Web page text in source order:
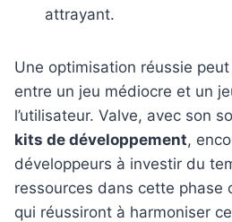
attrayant.
Une optimisation réussie
entre un jeu médiocre et un
l’utilisateur. Valve, avec son
kits de développement,
développeurs à investir du
ressources dans cette phase
qui réussiront à harmoniser